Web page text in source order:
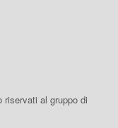
al gruppo di